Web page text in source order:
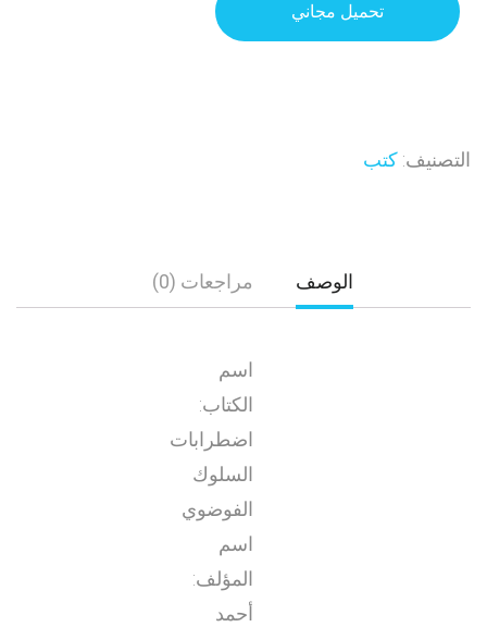
تحميل مجاني
التصنيف: كتب
الوصف مراجعات (0)
اسم
الكتاب:
اضطرابات
السلوك
الفوضوي
اسم
المؤلف:
أحمد